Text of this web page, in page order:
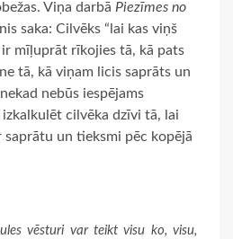
Viņa darbā Piezīmes no
saka: Cilvēks “lai kas viņš
mīļuprāt rīkojies tā, kā pats
tā, kā viņam licis saprāts un
nebūs iespējams
cilvēka dzīvi tā, lai
saprātu un tieksmi pēc kopējā
vēsturi var teikt visu ko, visu,